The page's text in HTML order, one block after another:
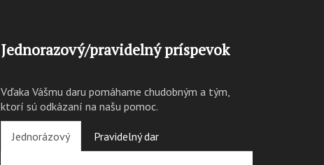
Jednorazový/pravidelný príspevok
Vďaka Vášmu daru pomáhame chudobným a tým,
ktorí sú odkázaní na našu pomoc.
Jednorázový Pravidelný dar